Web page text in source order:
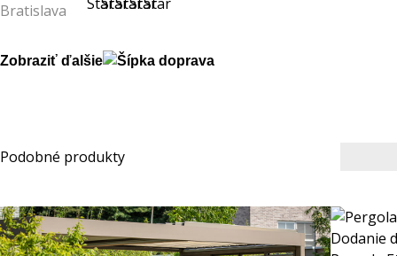
Bratislava
Zobraziť ďalšie
Podobné produkty
Dodanie